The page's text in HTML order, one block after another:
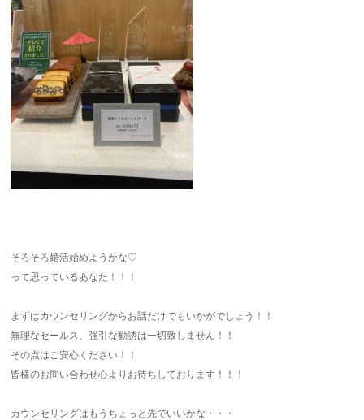
そろそろ婚活始めようかな♡
って思っているあなた！！！
まずはカウンセリングからお話だけでもいかがでしょう！！
無理なセールス、強引な勧誘は一切致しません！！
その点はご安心ください！！
皆様のお問い合わせ心よりお待ちしております！！！
カウンセリングはもうちょっと先でいいかな・・・